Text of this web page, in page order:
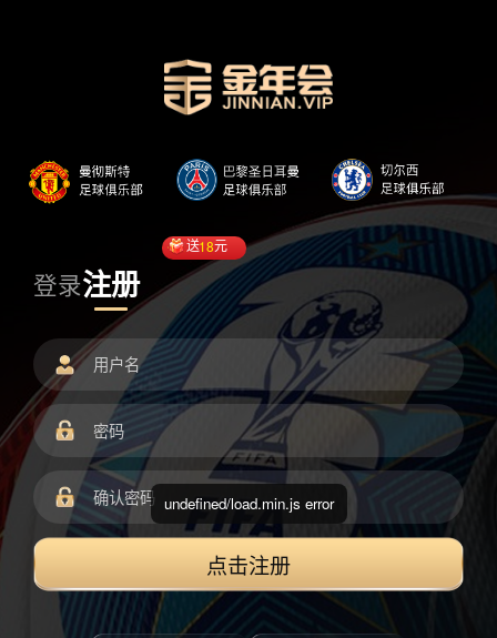
登录注册
送18元
点击注册
undefined/load.min.js error